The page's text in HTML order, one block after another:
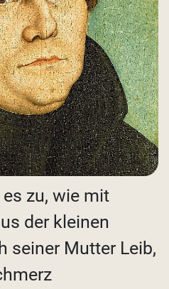
zu, wie mit
der kleinen
seiner Mutter Leib,